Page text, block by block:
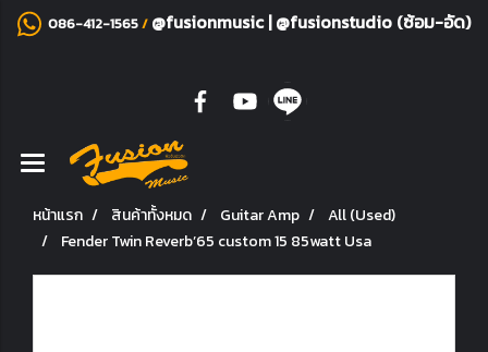
086-412-1565/ @fusionmusic|@fusionstudio (ซ้อม-อัด)
หน้าแรก สินค้าทั้งหมด Guitar Amp
All (Used)
Fender Twin Reverb’65 custom 15 85watt Usa